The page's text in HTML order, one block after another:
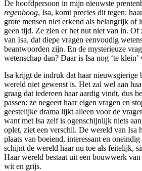
De hoofdpersoon in mijn nieuwste
regenboog, Isa, komt precies dit tegen:
grote mensen niet erkend als belangrijk of
geen tijd. Ze zien er het nut niet van in. Of
van Isa, dat diepe vragen eenvoudig
beantwoorden zijn. En de mysterieuze
wetenschap dan? Daar is Isa nog ‘te klein’
Isa krijgt de indruk dat haar nieuwsgierige
wereld niet gewenst is. Het zal wel aan
graag dat iedereen haar aardig vindt, dus
passen: ze negeert haar eigen vragen en
geestelijke drama lijkt alleen voor de
want met Isa zelf is ogenschijnlijk niets
oplet, ziet een verschil. De wereld van Isa
plaats van boeiend, interessant en
schijnt de wereld haar nu toe als feitelijk,
Haar wereld bestaat uit een bouwwerk
wit en grijs.